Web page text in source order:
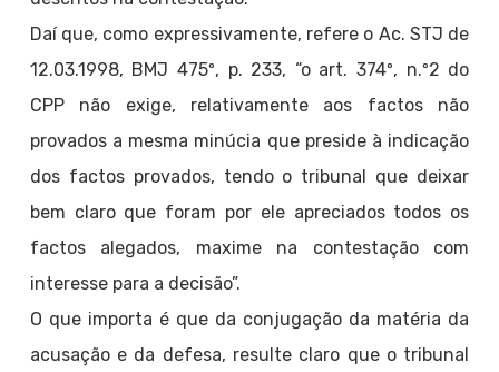
Daí que, como expressivamente, refere o Ac. STJ de
12.03.1998, BMJ 475º, p. 233, “o art. 374º, n.º2 do
CPP não exige, relativamente aos factos não
provados a mesma minúcia que preside à indicação
dos factos provados, tendo o tribunal que deixar
bem claro que foram por ele apreciados todos os
factos alegados, maxime na contestação com
interesse para a decisão”.
O que importa é que da conjugação da matéria da
acusação e da defesa, resulte claro que o tribunal